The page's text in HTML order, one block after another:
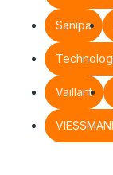
Sanipa
Vaillant